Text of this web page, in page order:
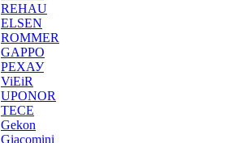
REHAU
ELSEN
ROMMER
GAPPO
РЕХАУ
ViEiR
UPONOR
TECE
Gekon
Giacomini